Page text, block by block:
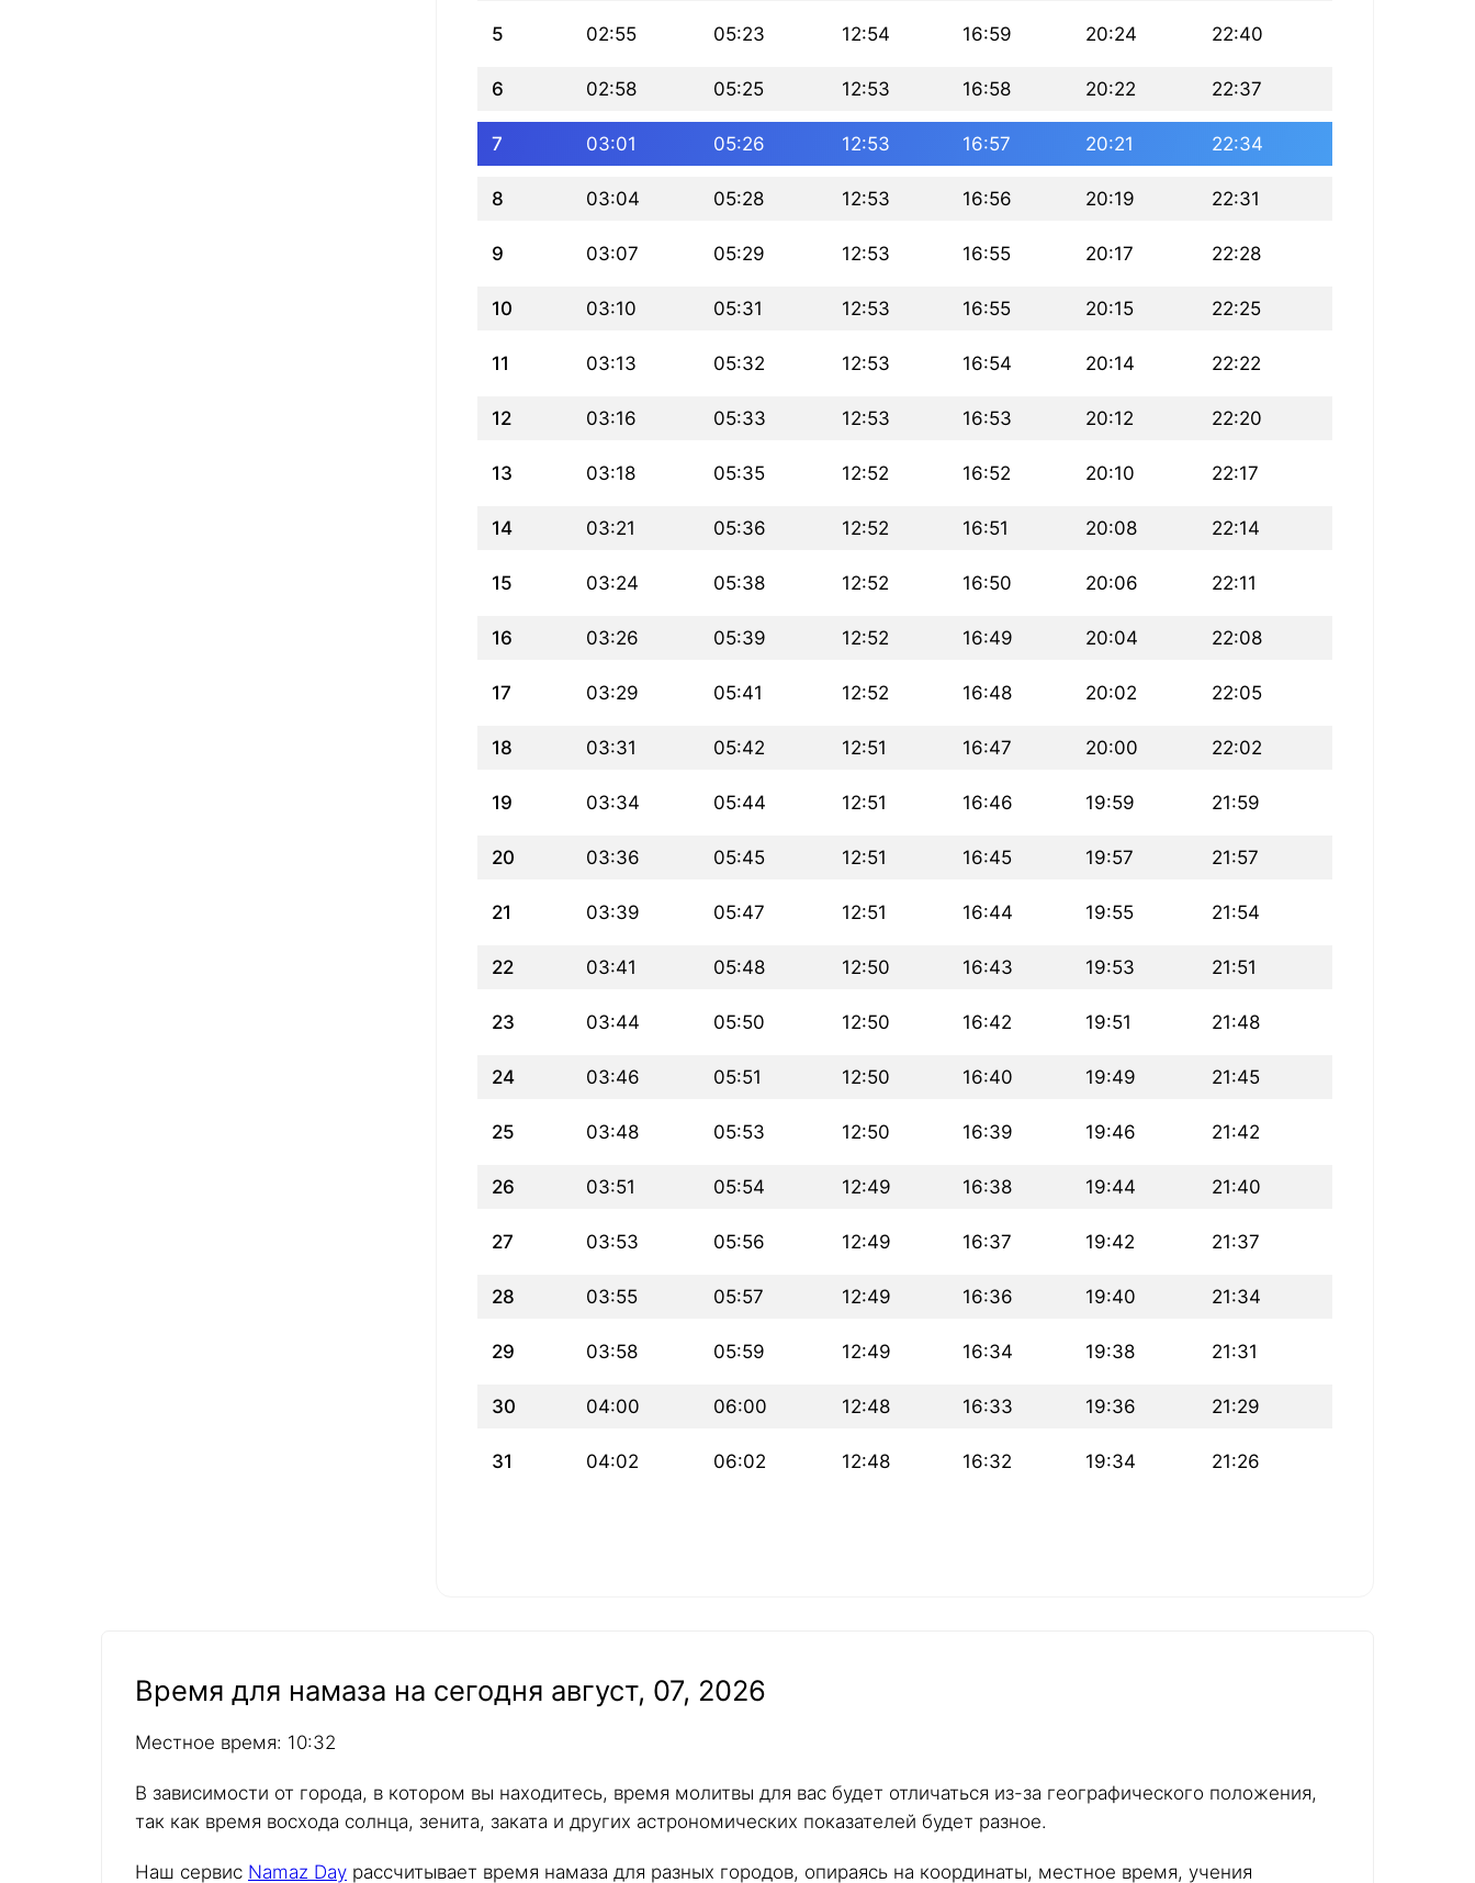
5 02:55 05:23 12:54 16:59 20:24 22:40
6 02:58 05:25 12:53 16:58 20:22 22:37
7 03:01 05:26 12:53 16:57 20:21 22:34
8 03:04 05:28 12:53 16:56 20:19 22:31
9 03:07 05:29 12:53 16:55 20:17 22:28
10 03:10 05:31 12:53 16:55 20:15 22:25
11 03:13 05:32 12:53 16:54 20:14 22:22
12 03:16 05:33 12:53 16:53 20:12 22:20
13 03:18 05:35 12:52 16:52 20:10 22:17
14 03:21 05:36 12:52 16:51 20:08 22:14
15 03:24 05:38 12:52 16:50 20:06 22:11
16 03:26 05:39 12:52 16:49 20:04 22:08
17 03:29 05:41 12:52 16:48 20:02 22:05
18 03:31 05:42 12:51 16:47 20:00 22:02
19 03:34 05:44 12:51 16:46 19:59 21:59
20 03:36 05:45 12:51 16:45 19:57 21:57
21 03:39 05:47 12:51 16:44 19:55 21:54
22 03:41 05:48 12:50 16:43 19:53 21:51
23 03:44 05:50 12:50 16:42 19:51 21:48
24 03:46 05:51 12:50 16:40 19:49 21:45
25 03:48 05:53 12:50 16:39 19:46 21:42
26 03:51 05:54 12:49 16:38 19:44 21:40
27 03:53 05:56 12:49 16:37 19:42 21:37
28 03:55 05:57 12:49 16:36 19:40 21:34
29 03:58 05:59 12:49 16:34 19:38 21:31
30 04:00 06:00 12:48 16:33 19:36 21:29
31 04:02 06:02 12:48 16:32 19:34 21:26
Время для намаза на сегодня август, 07, 2026
Местное время: 10:32
В зависимости от города, в котором вы находитесь, время молитвы для вас будет отличаться из-за географического положения,
так как время восхода солнца, зенита, заката и других астрономических показателей будет разное.
Наш сервис Namaz Day рассчитывает время намаза для разных городов, опираясь на координаты, местное время, учения